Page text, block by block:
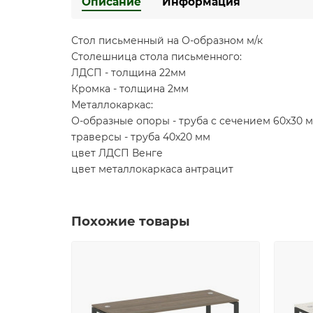
Стол письменный на О-образном м/к
Столешница стола письменного:
ЛДСП - толщина 22мм
Кромка - толщина 2мм
Металлокаркас:
О-образные опоры - труба с сечением 60х30
траверсы - труба 40х20 мм
цвет ЛДСП Венге
цвет металлокаркаса антрацит
Похожие товары